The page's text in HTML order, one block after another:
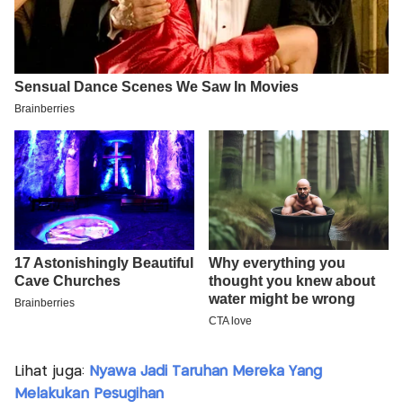
Lihat juga: Nyawa Jadi Taruhan Mereka Yang
Melakukan Pesugihan